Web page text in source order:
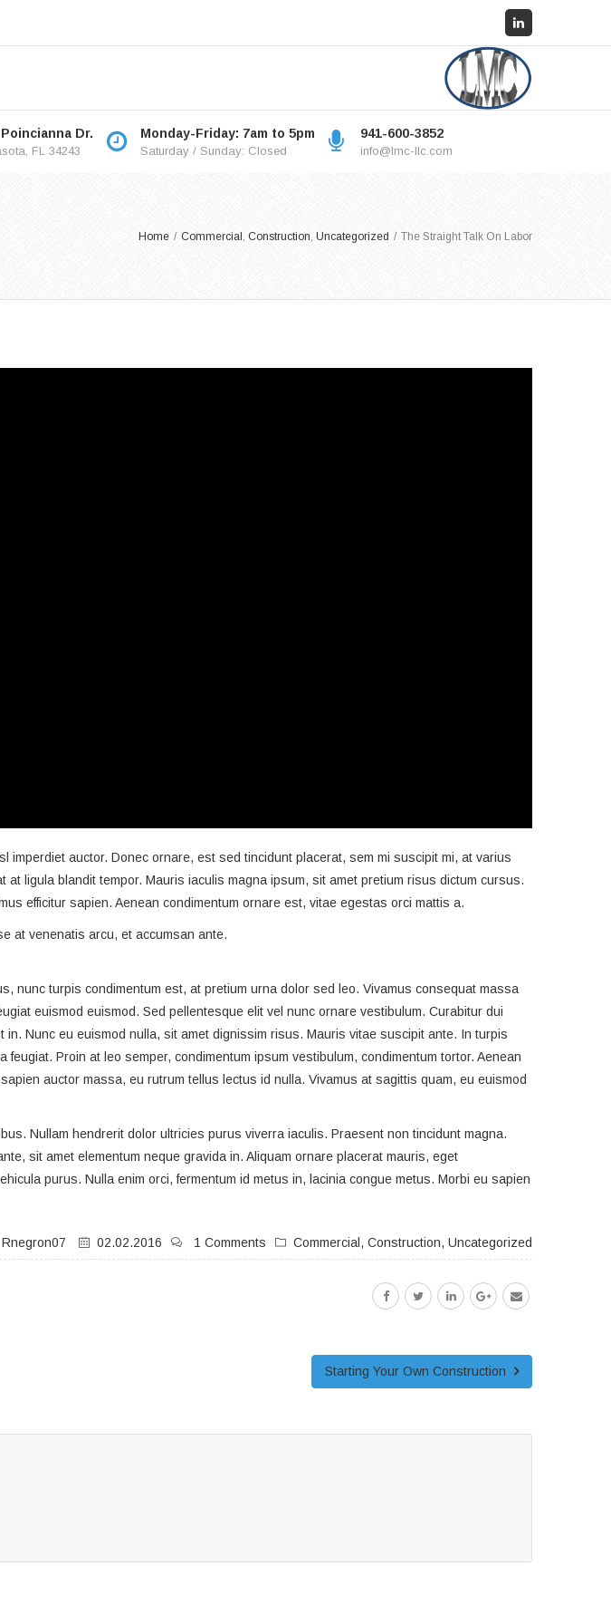
Dr.
FL 34243
Monday-Friday: 7am to 5pm
Saturday / Sunday: Closed
941-600-3852
info@lmc-llc.com
Home / Commercial Construction Uncategorized / The Straight Talk On Labor
auctor. Donec ornare, est sed tincidunt placerat, sem mi suscipit mi, at varius
ligula blandit tempor. Mauris iaculis magna ipsum, sit amet pretium risus dictum cursus.
efficitur sapien. Aenean condimentum ornare est, vitae egestas orci mattis a.
at venenatis arcu, et accumsan ante.
nunc turpis condimentum est, at pretium urna dolor sed leo. Vivamus consequat massa
euismod euismod. Sed pellentesque elit vel nunc ornare vestibulum. Curabitur dui
Nunc eu euismod nulla, sit amet dignissim risus. Mauris vitae suscipit ante. In turpis
Proin at leo semper, condimentum ipsum vestibulum, condimentum tortor. Aenean
auctor massa, eu rutrum tellus lectus id nulla. Vivamus at sagittis quam, eu euismod
Nullam hendrerit dolor ultricies purus viverra iaculis. Praesent non tincidunt magna.
sit amet elementum neque gravida in. Aliquam ornare placerat mauris, eget
purus. Nulla enim orci, fermentum id metus in, lacinia congue metus. Morbi eu sapien
Rnegron07 02.02.2016 Commercial , Construction, Uncategorized
1 Comments
Starting Your Own Construction